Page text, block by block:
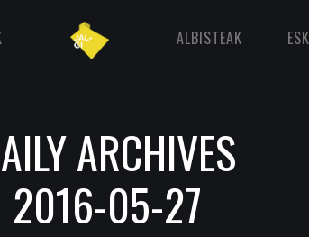
ALBISTEAK
ARCHIVES
2016-05-27